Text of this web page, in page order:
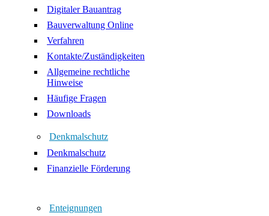
Digitaler Bauantrag
Bauverwaltung Online
Verfahren
Kontakte/Zuständigkeiten
Allgemeine rechtliche
Hinweise
Häufige Fragen
Downloads
Denkmalschutz
Denkmalschutz
Finanzielle Förderung
Enteignungen